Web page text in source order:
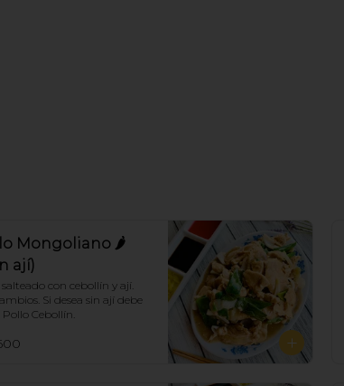
Mongoliano 🌶
ají)
con cebollín y ají.
Si desea sin ají debe
Cebollín.